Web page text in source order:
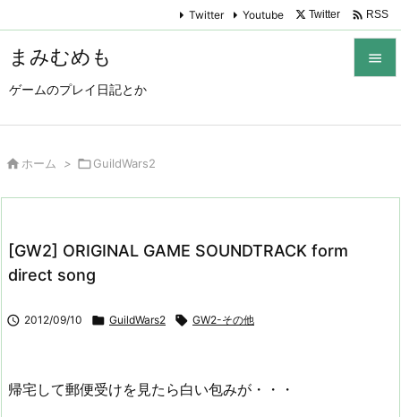
まみむめも
ゲームのプレイ日記とか

Twitter Youtube Twitter  RSS
 ホーム > GuildWars2
[GW2] ORIGINAL GAME SOUNDTRACK form
direct song
 2012/09/10  GuildWars2  GW2-その他
帰宅して郵便受けを見たら白い包みが・・・